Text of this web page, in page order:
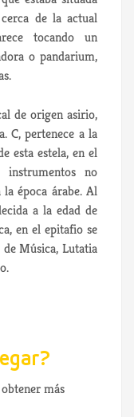
de la actual
tocando un
o pandarium,
de origen asirio,
C, pertenece a la
esta estela, en el
instrumentos no
época árabe. Al
a la edad de
en el epitafio se
Música, Lutatia
más